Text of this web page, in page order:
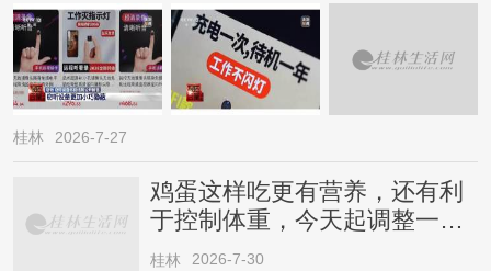
桂林 2026-7-27
鸡蛋这样吃更有营养，还有利
于控制体重，今天起调整一下
→
桂林 2026-7-30